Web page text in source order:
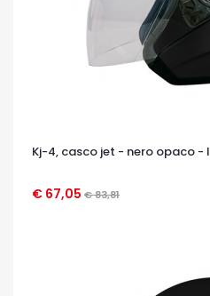
Kj-4, casco jet - nero opaco - l
€ 67,05 € 83,81
OCCHIATA VELOCE